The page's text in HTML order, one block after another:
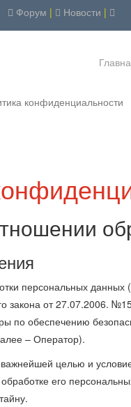
Форум | Новости |
конфиденциальности
персональных данных
закона от 27.07.2006.
по обеспечению
– Оператор).
целью и
его